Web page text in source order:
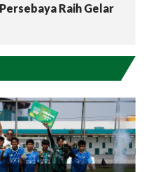
Raih Gelar